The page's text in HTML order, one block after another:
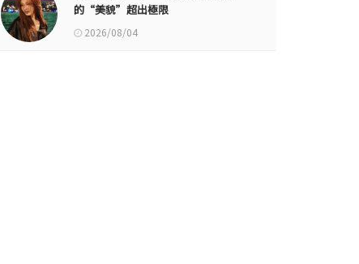
的“美貌”超出極限
2026/08/04